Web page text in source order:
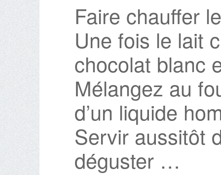
Faire chauffer
Une fois le lait
chocolat blanc
Mélangez au
d’un liquide
Servir aussitôt
déguster …